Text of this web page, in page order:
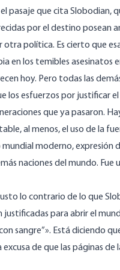
pasaje que cita Slobodian,
por el destino
política. Es cierto que
en los temibles asesinatos
hoy. Pero todas las
los esfuerzos por justificar
que ya pasaron.
al menos, el uso de la
moderno, expresión
naciones del mundo.
lo contrario de lo que
para abrir el
sangre”». Está diciendo
de que las páginas